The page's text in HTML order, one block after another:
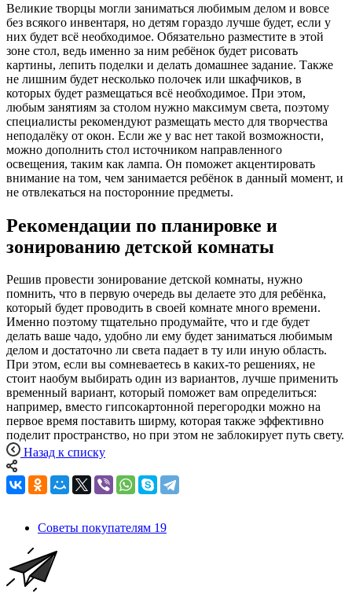
Великие творцы могли заниматься любимым делом и вовсе
без всякого инвентаря, но детям гораздо лучше будет, если у
них будет всё необходимое. Обязательно разместите в этой
зоне стол, ведь именно за ним ребёнок будет рисовать
картины, лепить поделки и делать домашнее задание. Также
не лишним будет несколько полочек или шкафчиков, в
которых будет размещаться всё необходимое. При этом,
любым занятиям за столом нужно максимум света, поэтому
специалисты рекомендуют размещать место для творчества
неподалёку от окон. Если же у вас нет такой возможности,
можно дополнить стол источником направленного
освещения, таким как лампа. Он поможет акцентировать
внимание на том, чем занимается ребёнок в данный момент, и
не отвлекаться на посторонние предметы.
Рекомендации по планировке и
зонированию детской комнаты
Решив провести зонирование детской комнаты, нужно
помнить, что в первую очередь вы делаете это для ребёнка,
который будет проводить в своей комнате много времени.
Именно поэтому тщательно продумайте, что и где будет
делать ваше чадо, удобно ли ему будет заниматься любимым
делом и достаточно ли света падает в ту или иную область.
При этом, если вы сомневаетесь в каких-то решениях, не
стоит наобум выбирать один из вариантов, лучше применить
временный вариант, который поможет вам определиться:
например, вместо гипсокартонной перегородки можно на
первое время поставить ширму, которая также эффективно
поделит пространство, но при этом не заблокирует путь свету.
Назад к списку
Советы покупателям 19